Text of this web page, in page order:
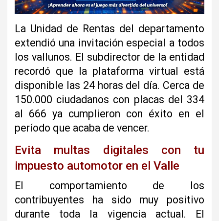
La Unidad de Rentas del departamento
extendió una invitación especial a todos
los vallunos. El subdirector de la entidad
recordó que la plataforma virtual está
disponible las 24 horas del día. Cerca de
150.000 ciudadanos con placas del 334
al 666 ya cumplieron con éxito en el
período que acaba de vencer.
Evita multas digitales con tu
impuesto automotor en el Valle
El comportamiento de los
contribuyentes ha sido muy positivo
durante toda la vigencia actual. El